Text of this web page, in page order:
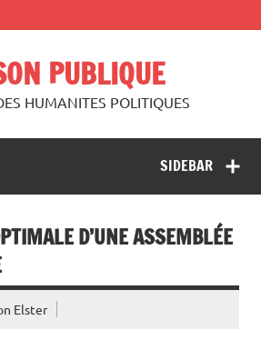
PUBLIQUE
HUMANITES POLITIQUES
SIDEBAR
D’UNE ASSEMBLÉE
Elster